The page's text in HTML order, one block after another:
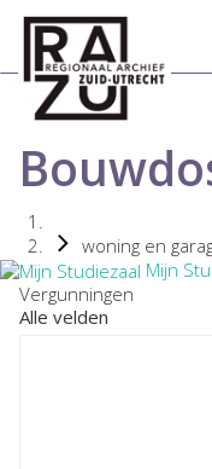
woning en
Mijn
Vergunningen
Alle velden